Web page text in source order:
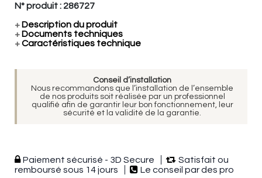
N° produit : 286727
+ Description du produit
+ Documents techniques
+Caractéristiques technique
Conseil d’installation
Nous recommandons que l’installation de l’ensemble
de nos produits soit réalisée par un professionnel
qualifié afin de garantir leur bon fonctionnement, leur
sécurité et la validité de la garantie.
Paiement sécurisé - 3D Secure
Satisfait ou
remboursé sous 14 jours
Le conseil par des pro